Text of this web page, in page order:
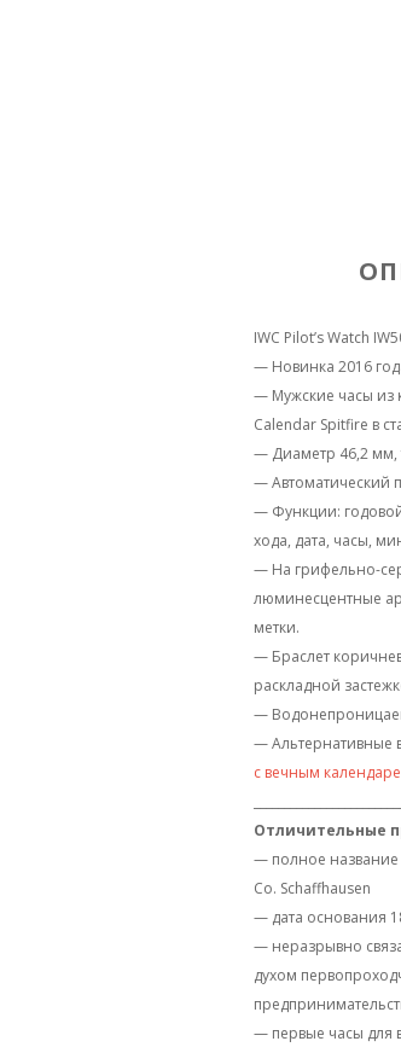
IWC Pilot’s Watch
— Новинка 2016
— Мужские часы из
Calendar Spitfire в
— Диаметр 46,2 мм,
— Автоматический
— Функции:
хода, дата, часы,
— На грифельно-
люминесцентные
метки.
— Браслет
раскладной
—
— Альтернативные
с вечным
Отличительные
— полное
Co. Schaffhausen
— дата основания
— неразрывно
духом
— первые часы для